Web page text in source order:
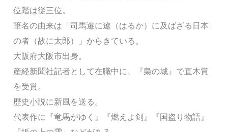
位階は従三位。
筆名の由来は「司馬遷に遼󠄁（はるか）に及ばざる日本
の者（故に太郎）」からきている。
大阪府大阪市出身。
産経新聞社記者として在職中に、『梟の城』で直木賞
を受賞。
歴史小説に新風を送る。
代表作に『竜馬がゆく』『燃えよ剣』『国盗り物語』